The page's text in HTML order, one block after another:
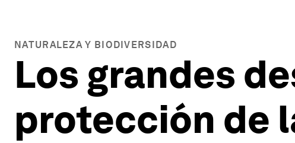
NATURALEZA Y BIODIVERSIDAD
Los grandes
protección de